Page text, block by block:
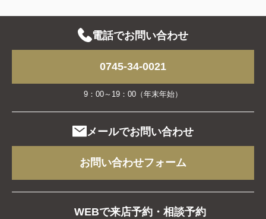
相続した空き家を使わないまま放置す
ると罰金は？固定資産税や売...
相続した空き家を使わずにそのまま放
置している方が増えている中、「放置
して問題はないのか」と悩まれている
方も多いのではないでしょうか。実
金負担や罰金を受ける可能性が...
不動産買取とはどんな仕組みなのか？
メリットやデメリット短期間...
不動産の売却を検討している方の中に
は、「できるだけ早く現金化したい」
えの方も多いのではないでしょうか。
電話でお問い合わせ
0745-34-0021
9：00～19：00（年末年始）
メールでお問い合わせ
お問い合わせフォーム
WEBで来店予約・相談予約